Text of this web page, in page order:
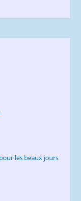
les beaux jours